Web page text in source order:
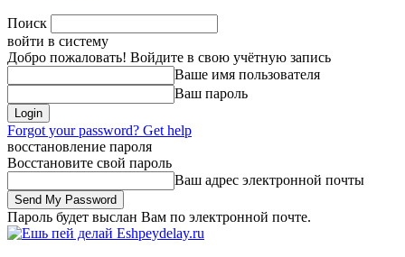
Поиск
войти в систему
Добро пожаловать! Войдите в свою учётную запись
Ваше имя пользователя
Ваш пароль
Forgot your password? Get help
восстановление пароля
Восстановите свой пароль
Ваш адрес электронной почты
Пароль будет выслан Вам по электронной почте.
Eshpeydelay.ru